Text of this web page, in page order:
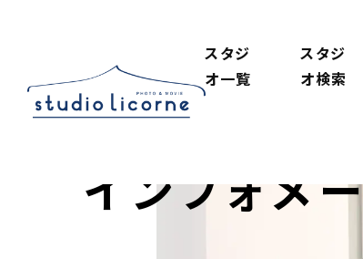
スタジ
オ一覧
スタジ
オ検索
インフォメ